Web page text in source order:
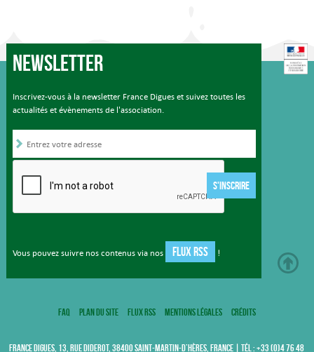
Newsletter
Inscrivez-vous à la newsletter France Digues et suivez toutes les
actualités et évènements de l'association.
S'INSCRIRE
Vous pouvez suivre nos contenus via nos FLUX RSS !
FAQ Plan du site Flux RSS Mentions légales Crédits
FRANCE DIGUES, 13, RUE DIDEROT, 38400 SAINT-MARTIN-D’HÈRES, FRANCE | TÉL : +33 (0)4 76 48